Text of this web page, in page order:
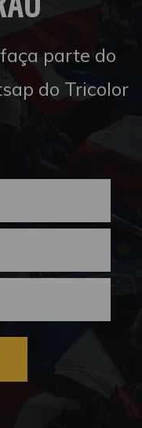
parte do
do Tricolor